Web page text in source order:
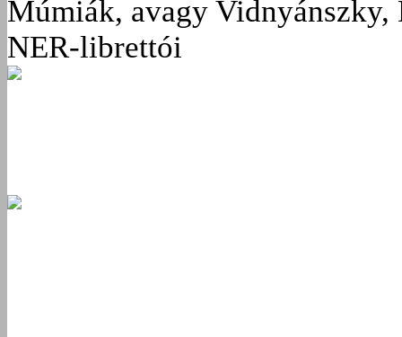
Múmiák, avagy Vidnyánszky,
NER-librettói